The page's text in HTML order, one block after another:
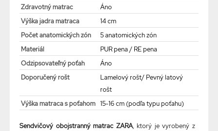
Zdravotný matrac
Áno
Výška jadra matraca
14 cm
Počet anatomických zón
5 anatomických zón
Materiál
PUR pena / RE pena
Odzipsovateľný poťah
Áno
Doporučený rošt
Lamelový rošt/ Pevný latový
rošt
Výška matraca s poťahom 15-16 cm (podľa typu poťahu)
Sendvičový obojstranný matrac ZARA, ktorý je vyrobený z